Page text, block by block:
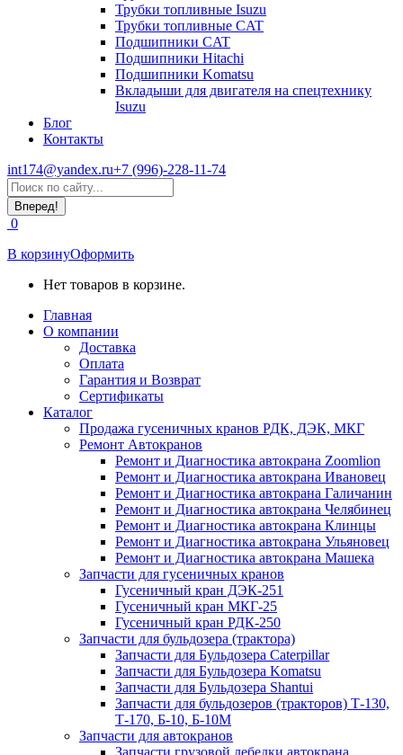
Трубки топливные Isuzu
Трубки топливные CAT
Подшипники CAT
Подшипники Hitachi
Подшипники Komatsu
Вкладыши для двигателя на спецтехнику
Isuzu
Блог
Контакты
int174@yandex.ru+7 (996)-228-11-74
Страница
WhatsApp
открывается
в
новом
окне
Поиск:
0
В корзинуОформить
Нет товаров в корзине.
Главная
О компании
Доставка
Оплата
Гарантия и Возврат
Сертификаты
Каталог
Продажа гусеничных кранов РДК, ДЭК, МКГ
Ремонт Автокранов
Ремонт и Диагностика автокрана Zoomlion
Ремонт и Диагностика автокрана Ивановец
Ремонт и Диагностика автокрана Галичанин
Ремонт и Диагностика автокрана Челябинец
Ремонт и Диагностика автокрана Клинцы
Ремонт и Диагностика автокрана Ульяновец
Ремонт и Диагностика автокрана Машека
Запчасти для гусеничных кранов
Гусеничный кран ДЭК-251
Гусеничный кран МКГ-25
Гусеничный кран РДК-250
Запчасти для бульдозера (трактора)
Запчасти для Бульдозера Caterpillar
Запчасти для Бульдозера Komatsu
Запчасти для Бульдозера Shantui
Запчасти для бульдозеров (тракторов) Т-130,
Т-170, Б-10, Б-10М
Запчасти для автокранов
Запчасти грузовой лебедки автокрана